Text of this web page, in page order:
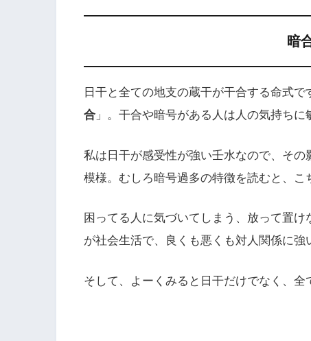
暗
日干と全ての地支の蔵干が干合する命式
合 」。干合や暗号がある人は人の気持ち
私は日干が感受性が強い壬水なので、そ
模様。むしろ暗号過多の特徴を読むと、こ
困ってる人に気づいてしまう、放って置
が社会生活で、良くも悪くも対人関係に強
そして、よーくみると日干だけでなく、全